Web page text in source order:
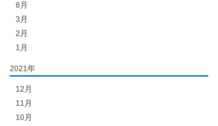
6月
3月
2月
1月
2021年
12月
11月
10月